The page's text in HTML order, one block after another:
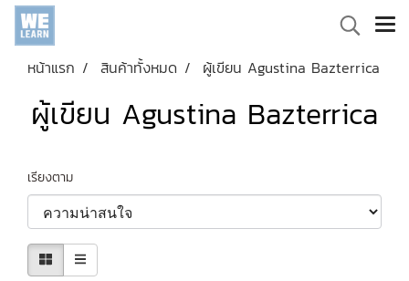
หน้าแรก สินค้าทั้งหมด ผู้เขียน Agustina Bazterrica
ผู้เขียน Agustina Bazterrica
เรียงตาม